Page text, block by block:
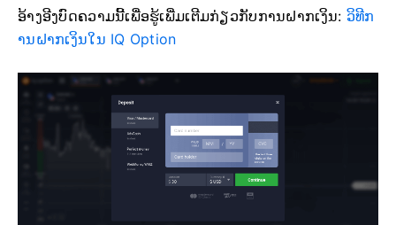
ອ້າງອີງບົດຄວາມນີ້ເພື່ອຮູ້ເພີ່ມເຕີມກ່ຽວກັບການຝາກເງິນ: ວິທີກ
ານຝາກເງິນໃນ IQ Option